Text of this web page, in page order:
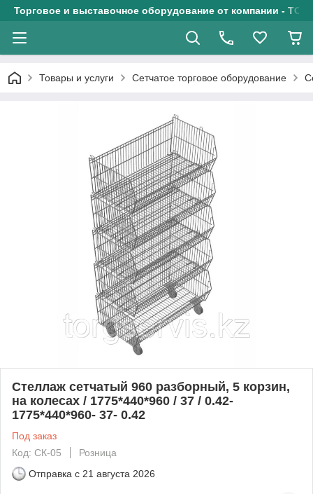
Торговое и выставочное оборудование от компании - ТОО
Товары и услуги Сетчатое торговое оборудование
Стеллаж сетчатый 960 разборный, 5 корзин,
на колесах / 1775*440*960 / 37 / 0.42-
1775*440*960- 37- 0.42
Под заказ
Код: СК-05
Розница
Отправка с 21 августа 2026